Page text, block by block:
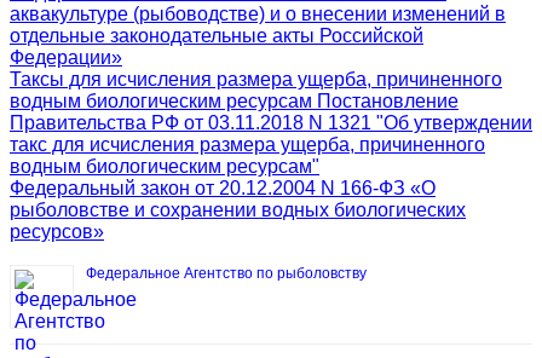
аквакультуре (рыбоводстве) и о внесении изменений в
отдельные законодательные акты Российской
Федерации»
Таксы для исчисления размера ущерба, причиненного
водным биологическим ресурсам Постановление
Правительства РФ от 03.11.2018 N 1321 "Об утверждении
такс для исчисления размера ущерба, причиненного
водным биологическим ресурсам"
Федеральный закон от 20.12.2004 N 166-ФЗ «О
рыболовстве и сохранении водных биологических
ресурсов»
Федеральное Агентство по рыболовству